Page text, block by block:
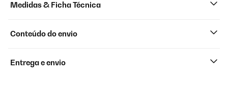
Medidas & Ficha Técnica
Conteúdo do envio
Entrega e envio